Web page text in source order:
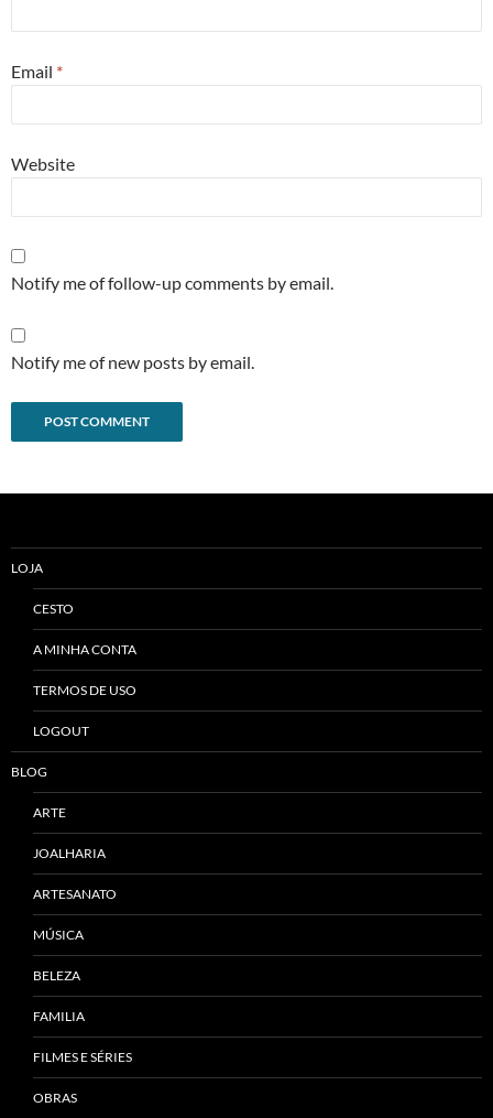
Email *
Website
Notify me of follow-up comments by email.
Notify me of new posts by email.
LOJA
CESTO
A MINHA CONTA
TERMOS DE USO
LOGOUT
BLOG
ARTE
JOALHARIA
ARTESANATO
MÚSICA
BELEZA
FAMILIA
FILMES E SÉRIES
OBRAS